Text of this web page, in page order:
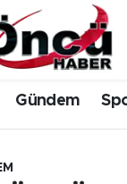
Gündem
Eczaneler
Vakitleri